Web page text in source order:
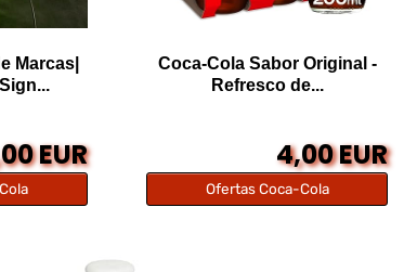
Marcas|
EUR
Coca-Cola Sabor Original -
Refresco de...
4,00 EUR
Ofertas Coca-Cola